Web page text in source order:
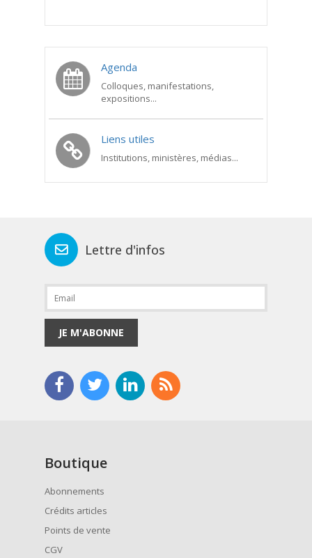
Agenda
Colloques, manifestations,
expositions...
Liens utiles
Institutions, ministères, médias...
Lettre d'infos
JE M'ABONNE
Boutique
Abonnements
Crédits articles
Points de vente
CGV